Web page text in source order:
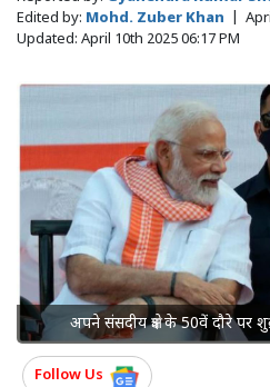
Edited by: Mohd. Zuber Khan
Updated: April 10th 2025 06:17 PM
अपने संसदीय क्षेत्र के 50वें दौरे पर
Follow Us